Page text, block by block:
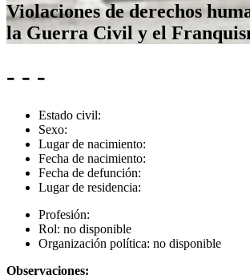
Violaciones de derechos
la Guerra Civil y el
- - -
Estado civil:
Sexo:
Lugar de nacimiento:
Fecha de nacimiento:
Fecha de defunción:
Lugar de residencia:
Profesión:
Rol: no disponible
Organización política: no disponible
Observaciones: